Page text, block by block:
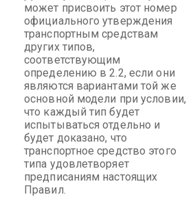
может присвоить этот номер
официального утверждения
транспортным средствам
других типов,
соответствующим
определению в 2.2, если они
являются вариантами той же
основной модели при условии,
что каждый тип будет
испытываться отдельно и
будет доказано, что
транспортное средство этого
типа удовлетворяет
предписаниям настоящих
Правил.